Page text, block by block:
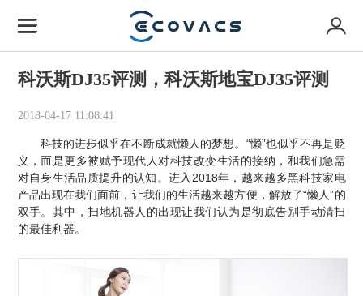
科沃斯DJ35评测，科沃斯地宝DJ35评测
2018-04-17 11:08:41
科技的进步似乎在不断成就懒人的梦想。“懒”也似乎不再是贬
义，而是更多被赋予现代人对科技改变生活的接纳，和我们急需
对自身生活品质提升的认知。进入2018年，越来越多黑科技家电
产品出现在我们面前，让我们的生活越来越方便，解放了“懒人”的
双手。其中，扫地机器人的出现让我们认为是彻底告别手动清扫
的最佳利器。